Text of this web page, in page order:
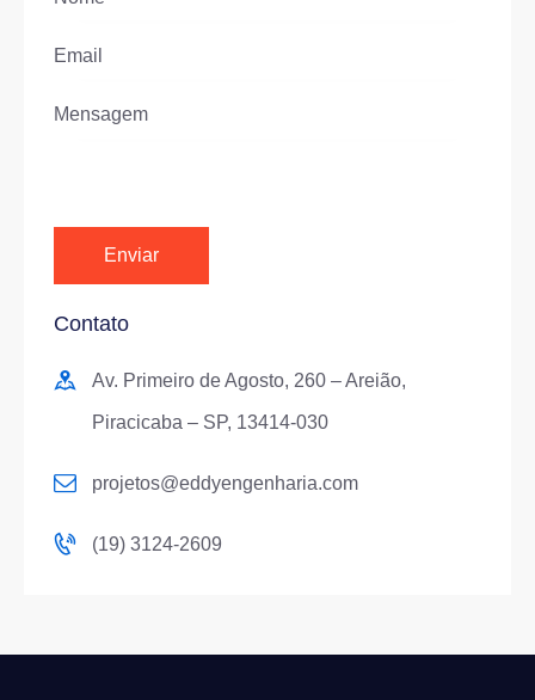
Contato
Av. Primeiro de Agosto, 260 – Areião,
Piracicaba – SP, 13414-030
projetos@eddyengenharia.com
(19) 3124-2609